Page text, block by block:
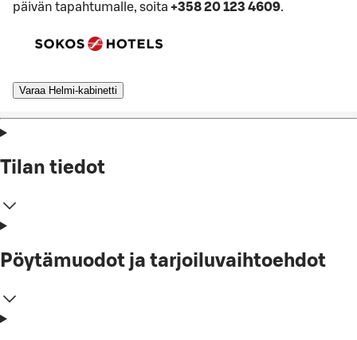
päivän tapahtumalle, soita +358 20 123 4609.
Varaa Helmi-kabinetti
Tilan tiedot
Pöytämuodot ja tarjoiluvaihtoehdot